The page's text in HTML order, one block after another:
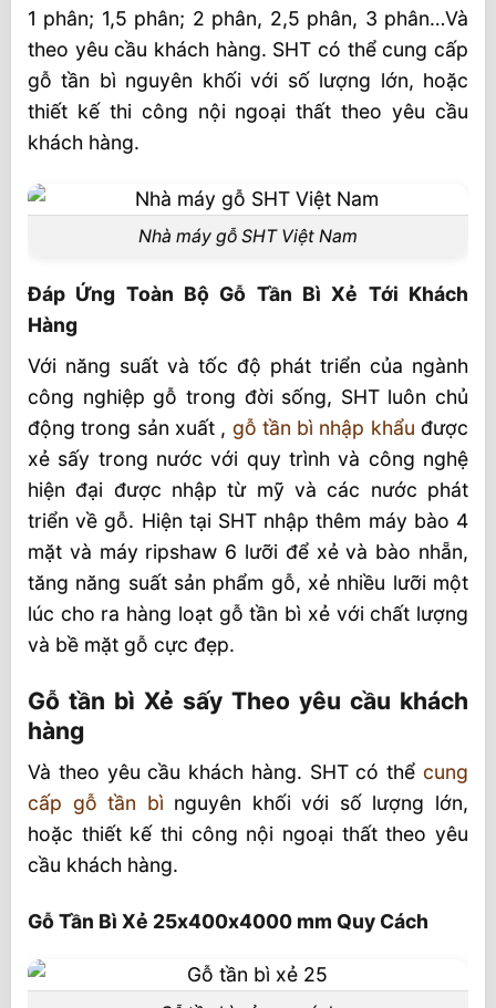
Gỗ Tần Bì Xẻ 25x400x4000 mm Quy
Cách
Video Gỗ Tần Bì
1 phân; 1,5 phân; 2 phân, 2,5 phân, 3 phân…Và
theo yêu cầu khách hàng. SHT có thể cung cấp
gỗ tần bì nguyên khối với số lượng lớn, hoặc
thiết kế thi công nội ngoại thất theo yêu cầu
khách hàng.
Nhà máy gỗ SHT Việt Nam
Đáp Ứng Toàn Bộ Gỗ Tần Bì Xẻ Tới Khách
Hàng
Với năng suất và tốc độ phát triển của ngành
công nghiệp gỗ trong đời sống, SHT luôn chủ
động trong sản xuất , gỗ tần bì nhập khẩu được
xẻ sấy trong nước với quy trình và công nghệ
hiện đại được nhập từ mỹ và các nước phát
triển về gỗ. Hiện tại SHT nhập thêm máy bào 4
mặt và máy ripshaw 6 lưỡi để xẻ và bào nhẵn,
tăng năng suất sản phẩm gỗ, xẻ nhiều lưỡi một
lúc cho ra hàng loạt gỗ tần bì xẻ với chất lượng
và bề mặt gỗ cực đẹp.
Gỗ tần bì Xẻ sấy Theo yêu cầu khách
hàng
Và theo yêu cầu khách hàng. SHT có thể cung
cấp gỗ tần bì nguyên khối với số lượng lớn,
hoặc thiết kế thi công nội ngoại thất theo yêu
cầu khách hàng.
Gỗ Tần Bì Xẻ 25x400x4000 mm Quy Cách